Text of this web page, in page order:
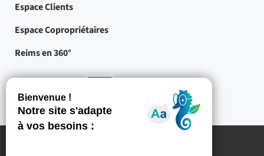
Espace Clients
Espace Copropriétaires
Reims en 360°
cofinancés
par